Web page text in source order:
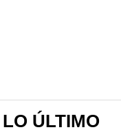
LO ÚLTIMO